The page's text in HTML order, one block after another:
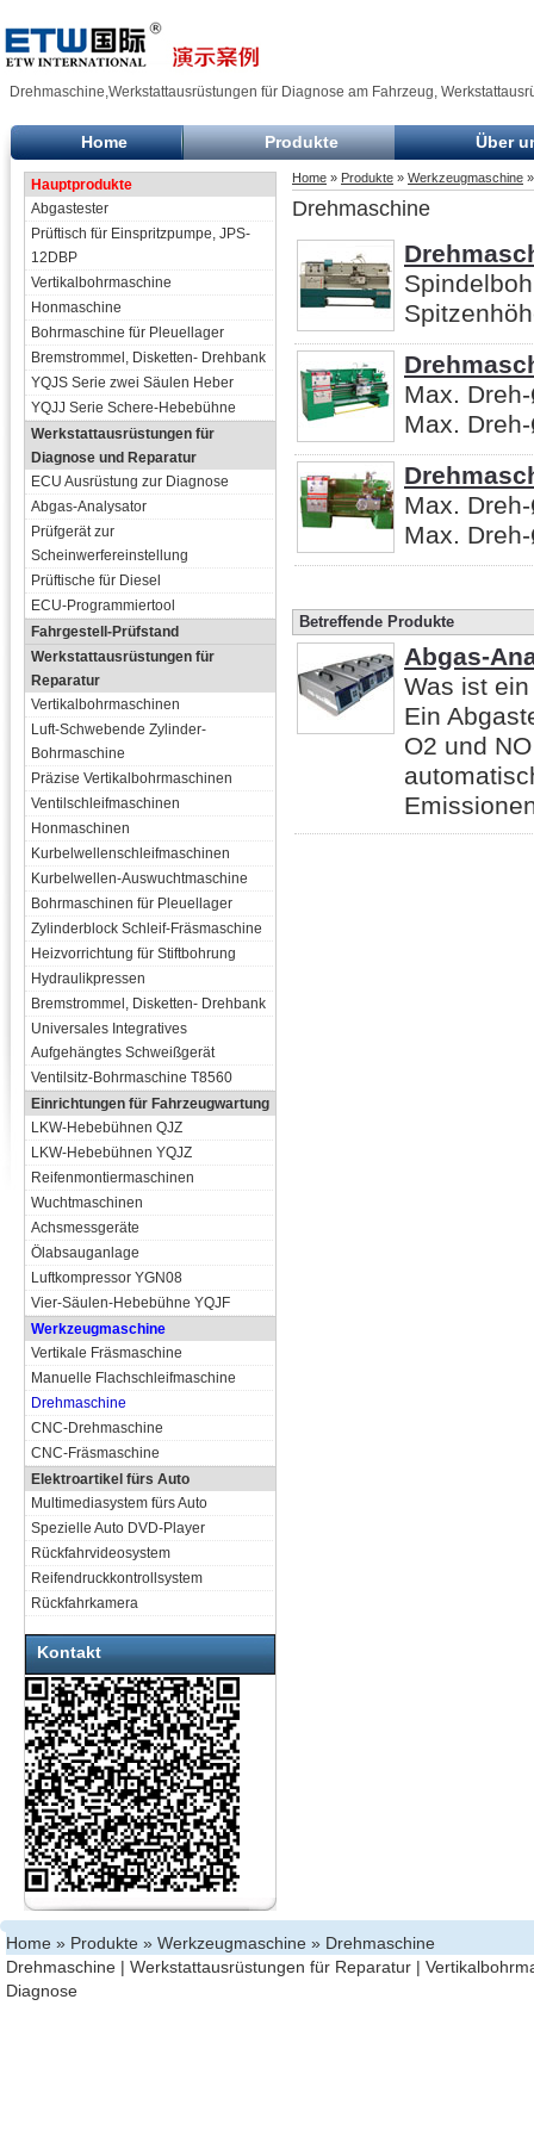
Drehmaschine,Werkstattausrüstungen für Diagnose am Fahrzeug,
Home Produkte Über
Hauptprodukte
Abgastester
Prüftisch für Einspritzpumpe, JPS-
12DBP
Vertikalbohrmaschine
Honmaschine
Bohrmaschine für Pleuellager
Bremstrommel, Disketten- Drehbank
YQJS Serie zwei Säulen Heber
YQJJ Serie Schere-Hebebühne
Werkstattausrüstungen für
Diagnose und Reparatur
ECU Ausrüstung zur Diagnose
Abgas-Analysator
Prüfgerät zur
Scheinwerfereinstellung
Prüftische für Diesel
ECU-Programmiertool
Fahrgestell-Prüfstand
Werkstattausrüstungen für
Reparatur
Vertikalbohrmaschinen
Luft-Schwebende Zylinder-
Bohrmaschine
Präzise Vertikalbohrmaschinen
Ventilschleifmaschinen
Honmaschinen
Kurbelwellenschleifmaschinen
Kurbelwellen-Auswuchtmaschine
Bohrmaschinen für Pleuellager
Zylinderblock Schleif-Fräsmaschine
Heizvorrichtung für Stiftbohrung
Hydraulikpressen
Bremstrommel, Disketten- Drehbank
Universales Integratives
Aufgehängtes Schweißgerät
Ventilsitz-Bohrmaschine T8560
Einrichtungen für Fahrzeugwartung
LKW-Hebebühnen QJZ
LKW-Hebebühnen YQJZ
Reifenmontiermaschinen
Wuchtmaschinen
Achsmessgeräte
Ölabsauganlage
Luftkompressor YGN08
Vier-Säulen-Hebebühne YQJF
Werkzeugmaschine
Vertikale Fräsmaschine
Manuelle Flachschleifmaschine
Drehmaschine
CNC-Drehmaschine
CNC-Fräsmaschine
Elektroartikel fürs Auto
Multimediasystem fürs Auto
Spezielle Auto DVD-Player
Rückfahrvideosystem
Reifendruckkontrollsystem
Rückfahrkamera
Kontakt
Home » Produkte » Werkzeugmaschine
Drehmaschine
Max.
Max.
Max.
Max.
Betreffende Produkte
Abgas-
Was ist
Ein
O2 und
Home » Produkte » Werkzeugmaschine » Drehmaschine
Drehmaschine | Werkstattausrüstungen für Reparatur |
Diagnose